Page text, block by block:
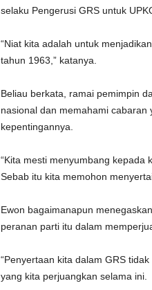
selaku Pengerusi GRS untuk
“Niat kita adalah untuk
tahun 1963,” katanya.
Beliau berkata, ramai pemimpin
nasional dan memahami
kepentingannya.
“Kita mesti menyumbang kepada
Sebab itu kita memohon
Ewon bagaimanapun
peranan parti itu dalam
“Penyertaan kita dalam GRS
yang kita perjuangkan selama ini.